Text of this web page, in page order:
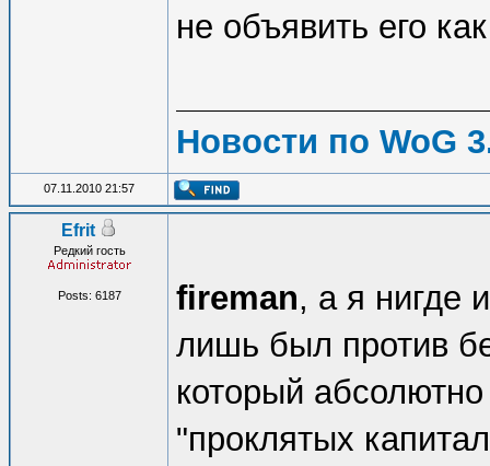
не объявить его
Новости по WoG
07.11.2010 21:57
Efrit
Редкий гость
Posts: 6187 fireman, а я нигде
лишь был против
который
"проклятых